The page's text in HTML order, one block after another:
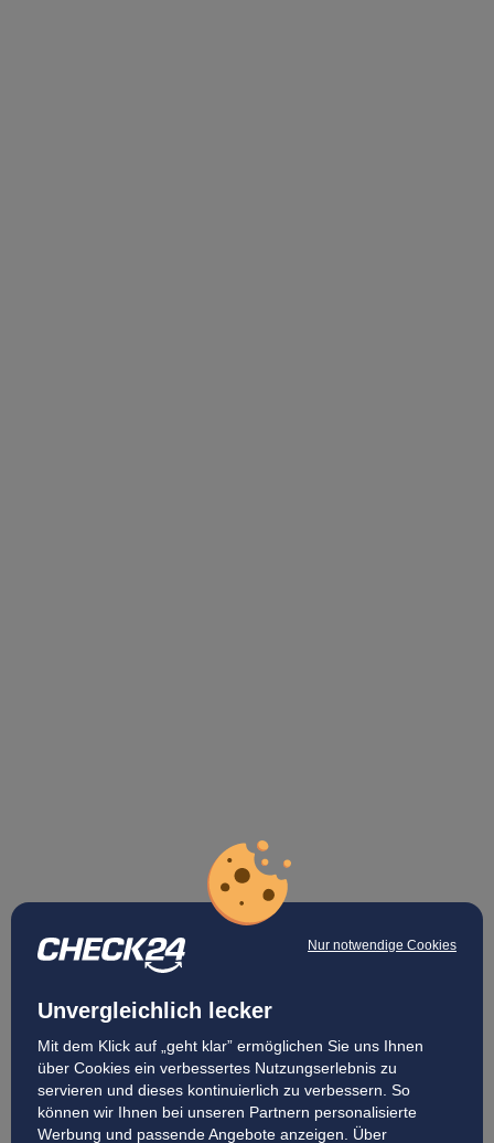
Nur notwendige Cookies
Unvergleichlich lecker
Mit dem Klick auf „geht klar” ermöglichen Sie uns Ihnen
über Cookies ein verbessertes Nutzungserlebnis zu
servieren und dieses kontinuierlich zu verbessern. So
können wir Ihnen bei unseren Partnern personalisierte
Werbung und passende Angebote anzeigen. Über